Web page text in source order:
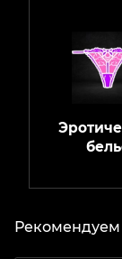
Рекомендуем